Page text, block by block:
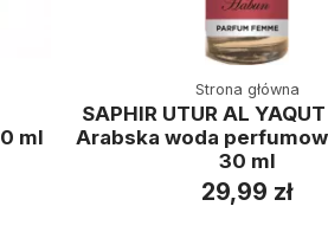
ml
Strona główna
SAPHIR UTUR AL
Arabska woda
30 ml
29,99 zł